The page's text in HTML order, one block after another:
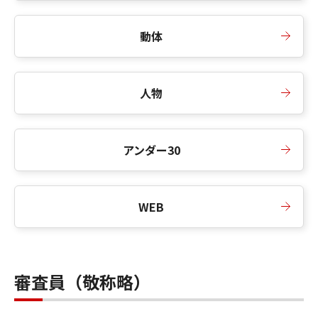
動体
人物
アンダー30
WEB
審査員（敬称略）